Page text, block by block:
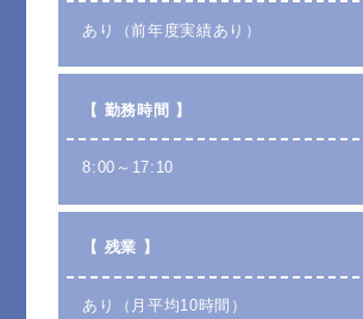
あり（前年度実績あり）
【 勤務時間 】
8:00～17:10
【 残業 】
あり（月平均10時間）